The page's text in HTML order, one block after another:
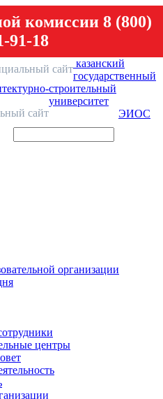
комиссии 8 (800)
91-18
сайт казанский
государственный
строительный
университет
сайт ЭИОС
организации
центры